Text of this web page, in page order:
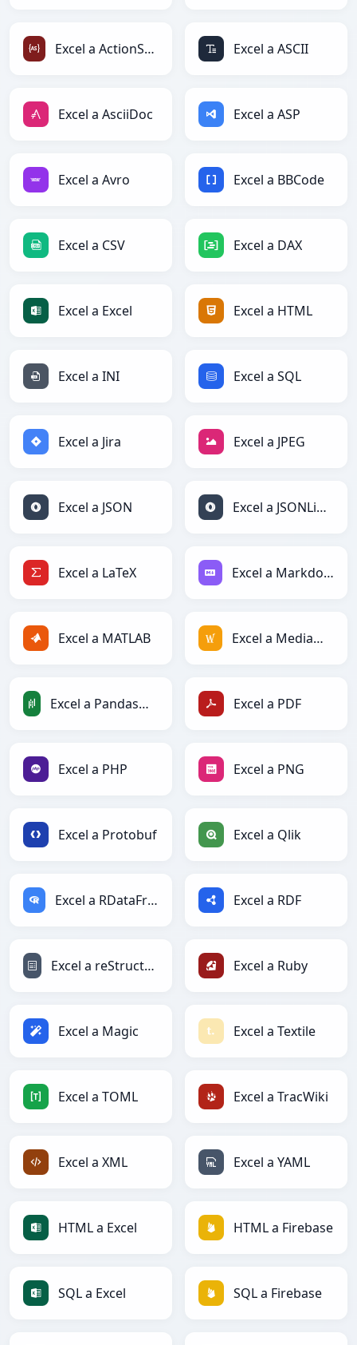
Excel a ActionScript Excel a ASCII
Excel a AsciiDoc Excel a ASP
Excel a Avro Excel a BBCode
Excel a CSV Excel a DAX
Excel a Excel Excel a HTML
Excel a INI Excel a SQL
Excel a Jira Excel a JPEG
Excel a JSON Excel a JSONLines
Excel a LaTeX Excel a Markdown
Excel a MATLAB Excel a MediaWiki
Excel a PandasDataFrame Excel a PDF
Excel a PHP Excel a PNG
Excel a Protobuf Excel a Qlik
Excel a RDataFrame Excel a RDF
Excel a reStructuredText Excel a Ruby
Excel a Magic Excel a Textile
Excel a TOML Excel a TracWiki
Excel a XML Excel a YAML
HTML a Excel HTML a Firebase
SQL a Excel SQL a Firebase